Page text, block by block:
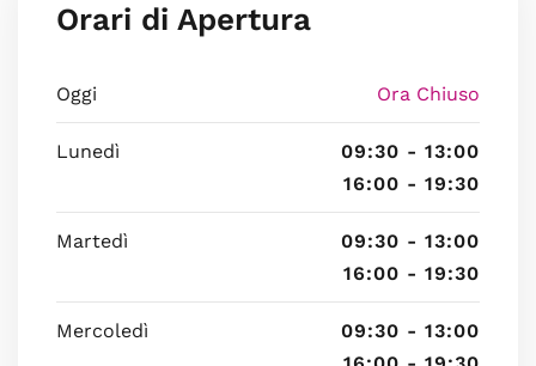
Orari di Apertura
Oggi Ora Chiuso
Lunedì
09:30 - 13:00
16:00 - 19:30
Martedì
09:30 - 13:00
16:00 - 19:30
Mercoledì
09:30 - 13:00